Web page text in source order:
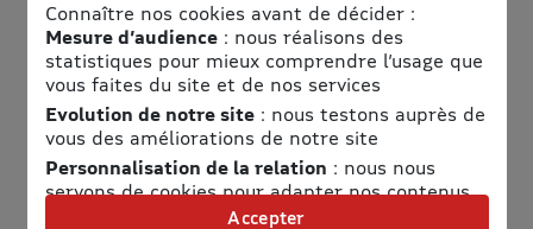
Informations pratiques
Connaître nos cookies avant de décider :
Mesure d’audience: nous réalisons des
statistiques pour mieux comprendre l’usage que
vous faites du site et de nos services
Evolution de notre site: nous testons auprès de
vous des améliorations de notre site
Personnalisation de la relation : nous nous
servons de cookies pour adapter nos contenus
et personnaliser nos offres
Accepter